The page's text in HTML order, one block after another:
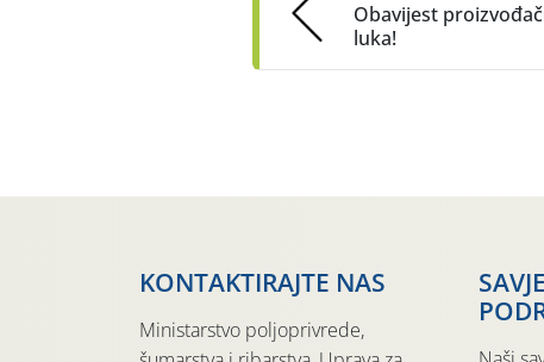
Obavijest
luka!
KONTAKTIRAJTE NAS
Ministarstvo poljoprivrede,